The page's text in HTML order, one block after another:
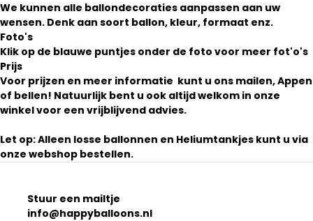
We kunnen alle ballondecoraties aanpassen aan uw
wensen. Denk aan soort ballon, kleur, formaat enz.
Foto's
Klik op de blauwe puntjes onder de foto voor meer fot'o's
Prijs
Voor prijzen en meer informatie kunt u ons mailen, Appen
of bellen! Natuurlijk bent u ook altijd welkom in onze
winkel voor een vrijblijvend advies.
Let op: Alleen losse ballonnen en Heliumtankjes kunt u via
onze webshop bestellen.
Stuur een mailtje
info@happyballoons.nl